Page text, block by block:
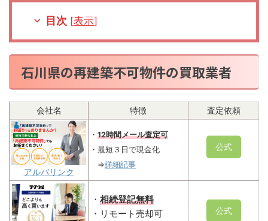
目次 [表示]
石川県の再建築不可物件の買取業者
会社名 特徴 査定依頼
アルバリンク
・ 12時間メール査定可
・最短３日で現金化
⇒詳細記事
公式
・ 相続登記無料
・リモート売却可
公式